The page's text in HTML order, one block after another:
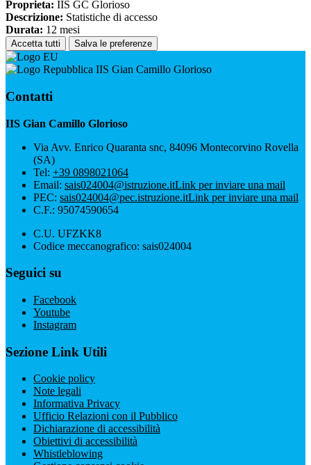
Proprieta: IIS GC Glorioso
Descrizione: Statistiche di accesso
Durata: 12 mesi
Accetta tutti Salva le preferenze
IIS Gian Camillo Glorioso
Contatti
IIS Gian Camillo Glorioso
Via Avv. Enrico Quaranta snc, 84096 Montecorvino Rovella
(SA)
Tel: +39 0898021064
Email: sais024004@istruzione.itLink per inviare una mail
PEC: sais024004@pec.istruzione.itLink per inviare una mail
C.F.: 95074590654
C.U. UFZKK8
Codice meccanografico: sais024004
Seguici su
Facebook
Youtube
Instagram
Sezione Link Utili
Cookie policy
Note legali
Informativa Privacy
Ufficio Relazioni con il Pubblico
Dichiarazione di accessibilità
Obiettivi di accessibilità
Whistleblowing